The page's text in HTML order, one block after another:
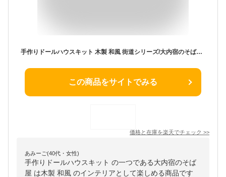
手作りドールハウスキット 木製 和風 街道シリーズ/大内宿のそば屋 脳トレ 組み立て ミニチュアハウス ミニチュア ドールハウス キット ビリー Billy
この商品をサイトでみる
価格と在庫を楽天でチェック >>
あみーご(40代・女性)
手作りドールハウスキット の一つである大内宿のそば
屋 は木製 和風 のインテリアとして楽しめる商品です